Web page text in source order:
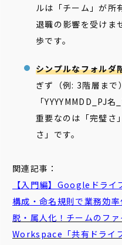
ルは「チーム」が所
退職の影響を受けま
歩です。
シンプルなフォルダ
ぎず（例: 3階層まで
「YYYYMMDD_PJ
重要なのは「完璧さ
さ」です。
関連記事：
【入門編】Googleドラ
構成・命名規則で業務効率
脱・属人化！チームのフ
Workspace「共有ドライ